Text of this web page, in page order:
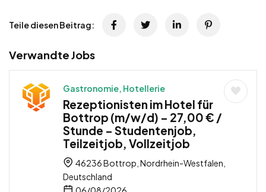
Teile diesen Beitrag:
Verwandte Jobs
Gastronomie, Hotellerie
Rezeptionisten im Hotel für
Bottrop (m/w/d) – 27,00 € /
Stunde – Studentenjob,
Teilzeitjob, Vollzeitjob
46236 Bottrop, Nordrhein-Westfalen,
Deutschland